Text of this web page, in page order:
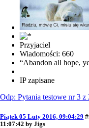
Przyjaciel
Wiadomości: 660
“Abandon all hope,
IP zapisane
Odp: Pytania testowe nr 3 z
Piątek 05 Luty 2016, 09:04:29
11:07:42 by Jigs